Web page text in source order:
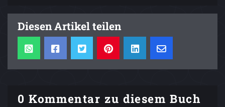
Diesen Artikel teilen
0 Kommentar zu diesem Buch